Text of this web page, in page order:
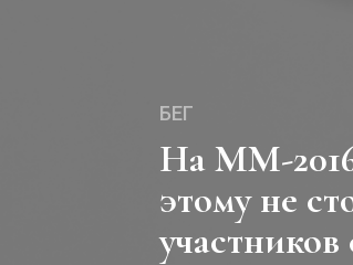
БЕГ
На ММ-2016 установлен рекорд России! Почему
этому не